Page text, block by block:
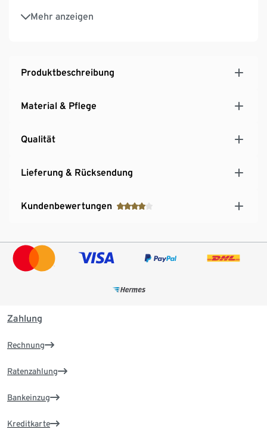
Mehr anzeigen
Schnelltrocknend und bügelfrei
Bettwäsche mit Schneeflocken-Print
Produktbeschreibung
Material & Pflege
Qualität
Lieferung & Rücksendung
Kundenbewertungen
Zahlung
Rechnung
Ratenzahlung
Bankeinzug
Kreditkarte